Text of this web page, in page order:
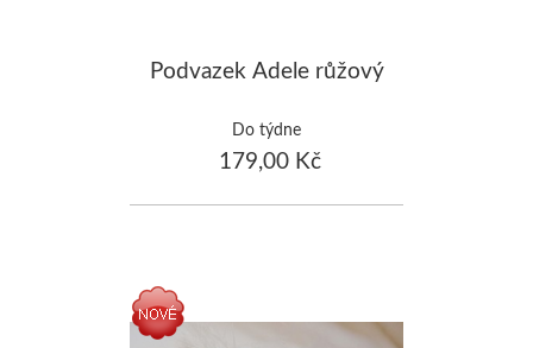
Podvazek Adele růžový
Do týdne
179,00 Kč